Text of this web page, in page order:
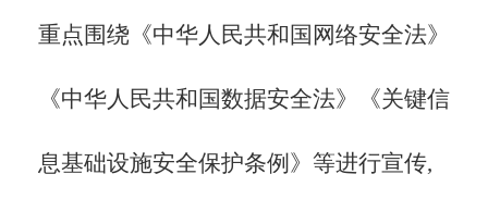
重点围绕《中华人民共和国网络安全法》
《中华人民共和国数据安全法》《关键信
息基础设施安全保护条例》等进行宣传,